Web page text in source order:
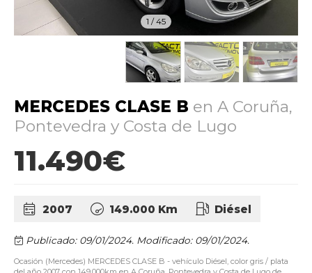
1 /45
MERCEDES CLASE B en A Coruña,
Pontevedra y Costa de Lugo
11.490€
2007 149.000 Km Diésel
Publicado: 09/01/2024. Modificado: 09/01/2024.
Ocasión (Mercedes) MERCEDES CLASE B - vehículo Diésel, color gris / plata